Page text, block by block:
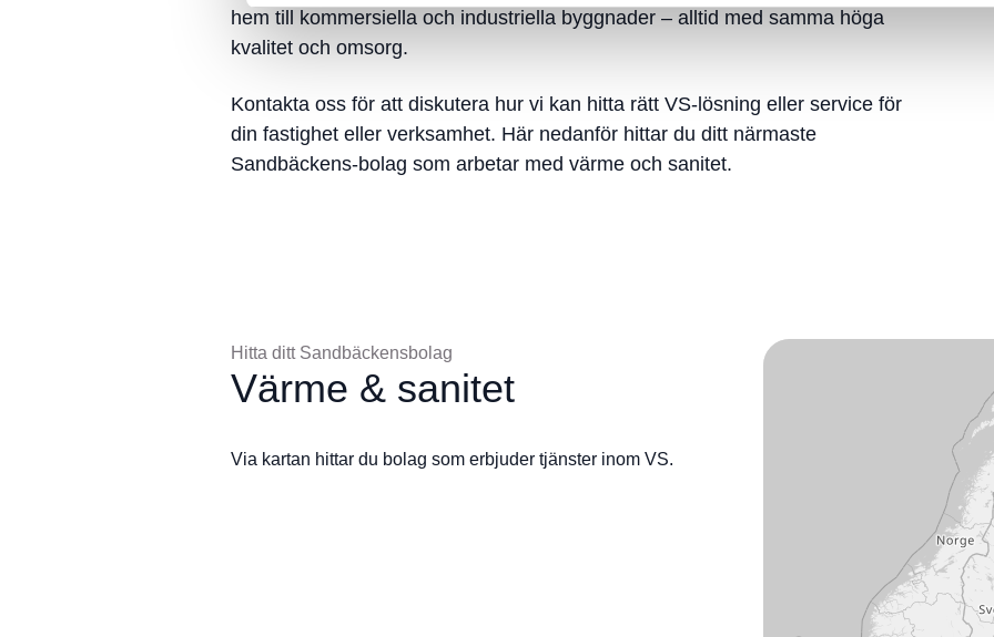
hem till kommersiella och industriella byggnader – alltid med samma höga
kvalitet och omsorg.
Kontakta oss för att diskutera hur vi kan hitta rätt VS-lösning eller service för
din fastighet eller verksamhet. Här nedanför hittar du ditt närmaste
Sandbäckens-bolag som arbetar med värme och sanitet.
Hitta ditt Sandbäckensbolag
Värme & sanitet
Via kartan hittar du bolag som erbjuder tjänster inom VS.